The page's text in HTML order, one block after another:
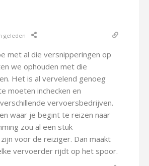
geleden
met al die versnipperingen op
we ophouden met die
Het is al vervelend genoeg
moeten inchecken en
vervoersbedrijven.
waar je begint te reizen naar
zou al een stuk
voor de reiziger. Dan maakt
vervoerder rijdt op het spoor.